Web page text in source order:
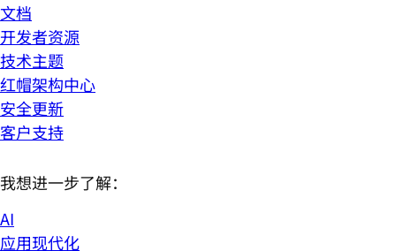
文档
开发者资源
技术主题
红帽架构中心
安全更新
客户支持
我想进一步了解：
AI
应用现代化